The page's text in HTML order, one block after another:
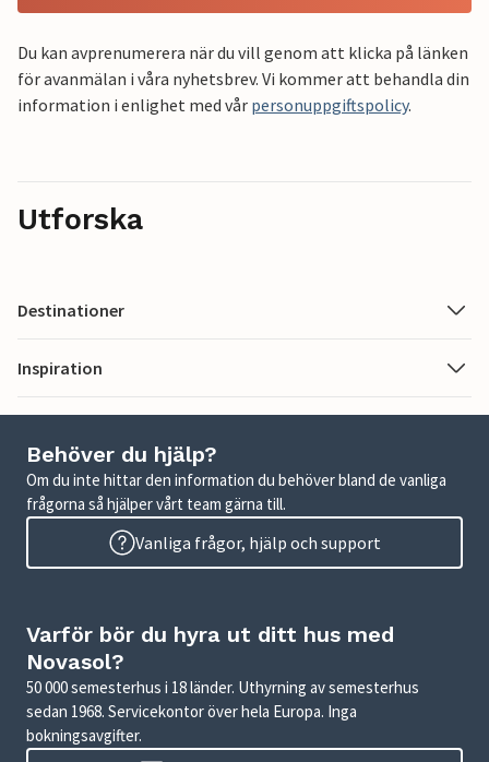
Du kan avprenumerera när du vill genom att klicka på länken
för avanmälan i våra nyhetsbrev. Vi kommer att behandla din
information i enlighet med vår personuppgiftspolicy.
Utforska
Destinationer
Inspiration
Behöver du hjälp?
Om du inte hittar den information du behöver bland de vanliga
frågorna så hjälper vårt team gärna till.
Vanliga frågor, hjälp och support
Varför bör du hyra ut ditt hus med
Novasol?
50 000 semesterhus i 18 länder. Uthyrning av semesterhus
sedan 1968. Servicekontor över hela Europa. Inga
bokningsavgifter.